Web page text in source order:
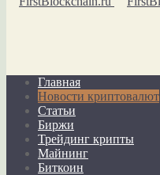
Главная
Новости криптовалют
Статьи
Биржи
Трейдинг крипты
Майнинг
Биткоин